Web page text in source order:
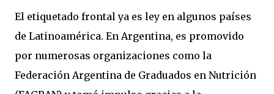
El etiquetado frontal ya es ley en algunos países
de Latinoamérica. En Argentina, es promovido
por numerosas organizaciones como la
Federación Argentina de Graduados en Nutrición